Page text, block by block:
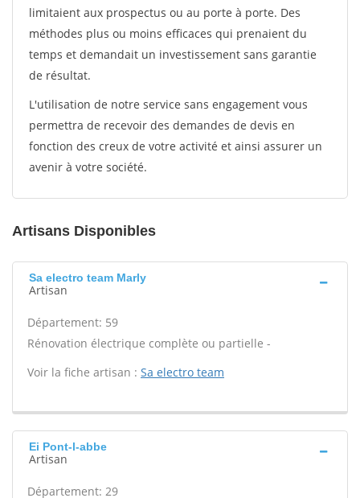
limitaient aux prospectus ou au porte à porte. Des
méthodes plus ou moins efficaces qui prenaient du
temps et demandait un investissement sans garantie
de résultat.
L'utilisation de notre service sans engagement vous
permettra de recevoir des demandes de devis en
fonction des creux de votre activité et ainsi assurer un
avenir à votre société.
Artisans Disponibles
Sa electro team Marly
Artisan
Département: 59
Rénovation électrique complète ou partielle -
Voir la fiche artisan : Sa electro team
Ei Pont-l-abbe
Artisan
Département: 29